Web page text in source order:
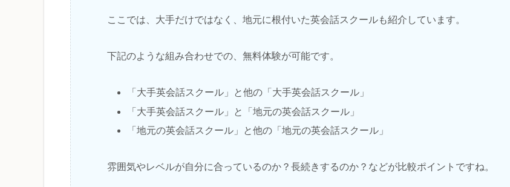
ここでは、大手だけではなく、地元に根付いた英会話スクールも紹介しています。
下記のような組み合わせでの、無料体験が可能です。
「大手英会話スクール」と他の「大手英会話スクール」
「大手英会話スクール」と「地元の英会話スクール」
「地元の英会話スクール」と他の「地元の英会話スクール」
雰囲気やレベルが自分に合っているのか？長続きするのか？などが比較ポイントですね。